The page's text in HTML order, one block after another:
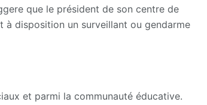
que le président de son centre de
disposition un surveillant ou gendarme
et parmi la communauté éducative.